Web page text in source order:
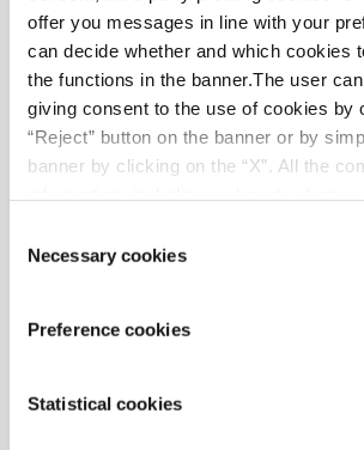
offer you messages in line with your
can decide whether and which cookies
the functions in the banner.The user
giving consent to the use of cookies by
“Reject” button on the banner or by
banner by clicking on the “X”. All the
Selection
Necessary cookies
Preference cookies
Statistical cookies
Sabias?
A Herdade do Pigeiro foi
de irrigação inovadores,
30% da sua área agrícola com
ponta. Estes sistemas de ponta
gestão precisa da água, tirando
sensores e controlos
otimizar a utilização dos recursos.
papel fundamental na
generoso apoio da empresa
outras áreas para além dos seus